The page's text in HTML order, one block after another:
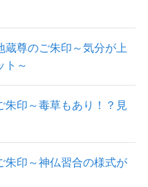
蔵尊のご朱印～気分が上
ト～
朱印～毒草もあり！？見
朱印～神仏習合の様式が